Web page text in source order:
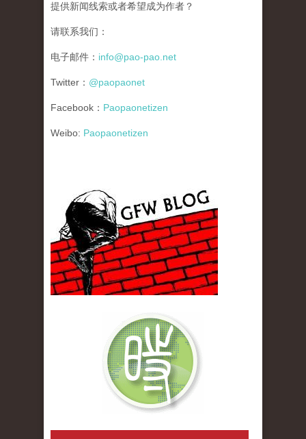
提供新闻线索或者希望成为作者？
请联系我们：
电子邮件： info@pao-pao.net
Twitter： @paopaonet
Facebook： Paopaonetizen
Weibo: Paopaonetizen
gfw_blog_small.jpg